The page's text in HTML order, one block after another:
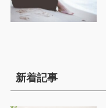
新着記事